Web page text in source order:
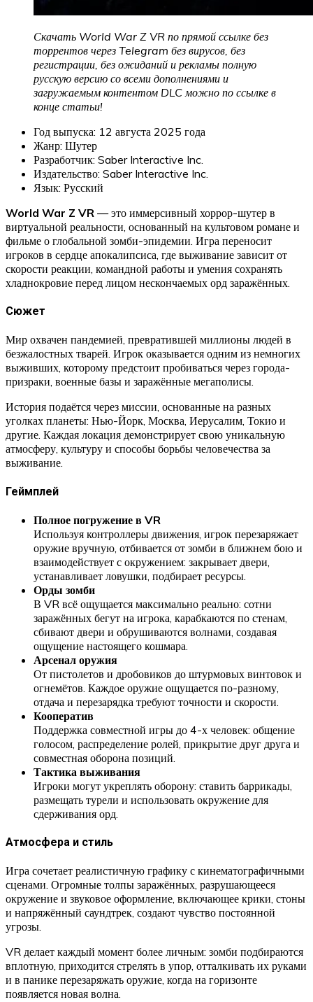
Скачать World War Z VR по прямой ссылке без
торрентов через Telegram без вирусов, без
регистрации, без ожиданий и рекламы полную
русскую версию со всеми дополнениями и
загружаемым контентом DLC можно по ссылке в
конце статьи!
Год выпуска: 12 августа 2025 года
Жанр: Шутер
Разработчик: Saber Interactive Inc.
Издательство: Saber Interactive Inc.
Язык: Русский
World War Z VR — это иммерсивный хоррор-шутер в
виртуальной реальности, основанный на культовом романе и
фильме о глобальной зомби-эпидемии. Игра переносит
игроков в сердце апокалипсиса, где выживание зависит от
скорости реакции, командной работы и умения сохранять
хладнокровие перед лицом нескончаемых орд заражённых.
Сюжет
Мир охвачен пандемией, превратившей миллионы людей в
безжалостных тварей. Игрок оказывается одним из немногих
выживших, которому предстоит пробиваться через города-
призраки, военные базы и заражённые мегаполисы.
История подаётся через миссии, основанные на разных
уголках планеты: Нью-Йорк, Москва, Иерусалим, Токио и
другие. Каждая локация демонстрирует свою уникальную
атмосферу, культуру и способы борьбы человечества за
выживание.
Геймплей
Полное погружение в VR
Используя контроллеры движения, игрок перезаряжает
оружие вручную, отбивается от зомби в ближнем бою и
взаимодействует с окружением: закрывает двери,
устанавливает ловушки, подбирает ресурсы.
Орды зомби
В VR всё ощущается максимально реально: сотни
заражённых бегут на игрока, карабкаются по стенам,
сбивают двери и обрушиваются волнами, создавая
ощущение настоящего кошмара.
Арсенал оружия
От пистолетов и дробовиков до штурмовых винтовок и
огнемётов. Каждое оружие ощущается по-разному,
отдача и перезарядка требуют точности и скорости.
Кооператив
Поддержка совместной игры до 4-х человек: общение
голосом, распределение ролей, прикрытие друг друга и
совместная оборона позиций.
Тактика выживания
Игроки могут укреплять оборону: ставить баррикады,
размещать турели и использовать окружение для
сдерживания орд.
Атмосфера и стиль
Игра сочетает реалистичную графику с кинематографичными
сценами. Огромные толпы заражённых, разрушающееся
окружение и звуковое оформление, включающее крики, стоны
и напряжённый саундтрек, создают чувство постоянной
угрозы.
VR делает каждый момент более личным: зомби подбираются
вплотную, приходится стрелять в упор, отталкивать их руками
и в панике перезаряжать оружие, когда на горизонте
появляется новая волна.